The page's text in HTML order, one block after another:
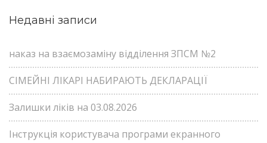
Недавні записи
наказ на взаємозаміну відділення ЗПСМ №2
СІМЕЙНІ ЛІКАРІ НАБИРАЮТЬ ДЕКЛАРАЦІЇ
Залишки ліків на 03.08.2026
Інструкція користувача програми екранного